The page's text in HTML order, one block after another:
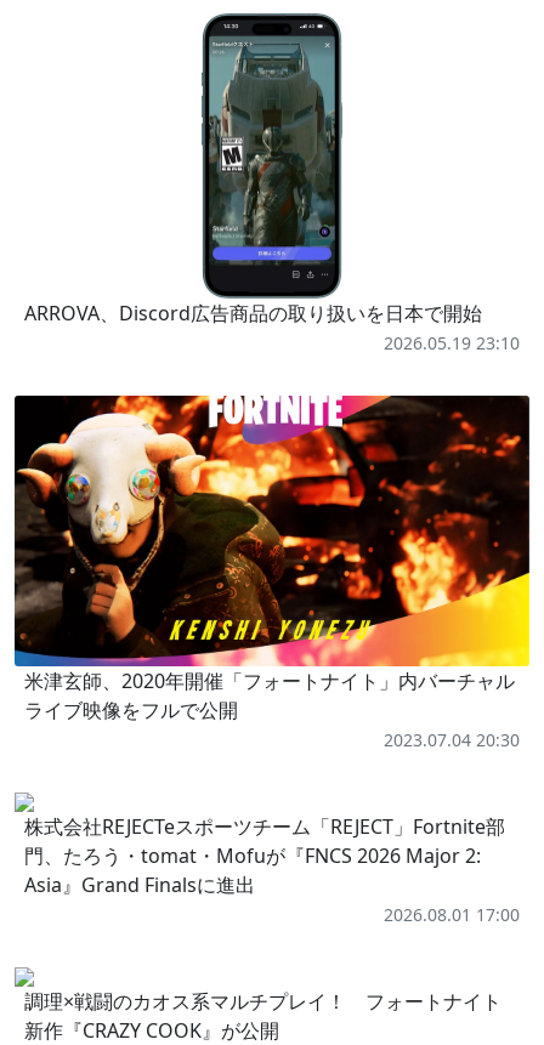
ARROVA、Discord広告商品の取り扱いを日本で開始
2026.05.19 23:10
米津玄師、2020年開催「フォートナイト」内バーチャル
ライブ映像をフルで公開
2023.07.04 20:30
株式会社REJECTeスポーツチーム「REJECT」Fortnite部
門、たろう・tomat・Mofuが『FNCS 2026 Major 2:
Asia』Grand Finalsに進出
2026.08.01 17:00
調理×戦闘のカオス系マルチプレイ！ フォートナイト
新作『CRAZY COOK』が公開